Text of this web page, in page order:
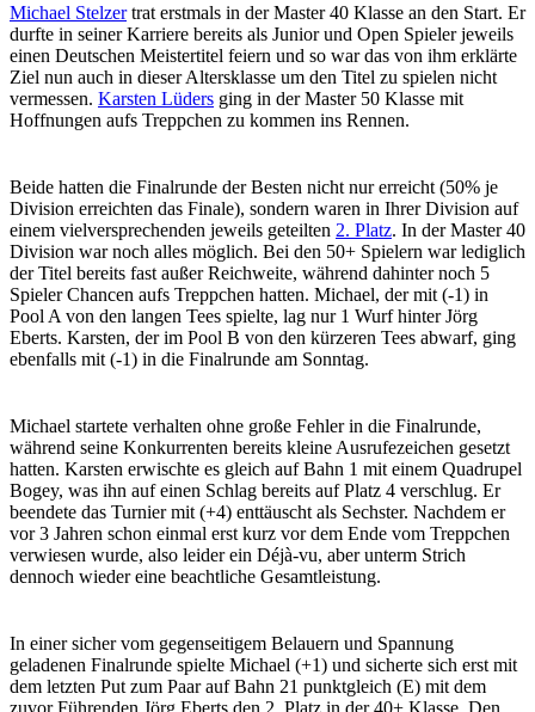
Michael Stelzertrat erstmals in der Master 40 Klasse an den Start. Er
durfte in seiner Karriere bereits als Junior und Open Spieler jeweils
einen Deutschen Meistertitel feiern und so war das von ihm erklärte
Ziel nun auch in dieser Altersklasse um den Titel zu spielen nicht
vermessen. Karsten Lüders ging in der Master 50 Klasse mit
Hoffnungen aufs Treppchen zu kommen ins Rennen.
Beide hatten die Finalrunde der Besten nicht nur erreicht (50% je
Division erreichten das Finale), sondern waren in Ihrer Division auf
einem vielversprechenden jeweils geteilten 2. Platz. In der Master 40
Division war noch alles möglich. Bei den 50+ Spielern war lediglich
der Titel bereits fast außer Reichweite, während dahinter noch 5
Spieler Chancen aufs Treppchen hatten. Michael, der mit (-1) in
Pool A von den langen Tees spielte, lag nur 1 Wurf hinter Jörg
Eberts. Karsten, der im Pool B von den kürzeren Tees abwarf, ging
ebenfalls mit (-1) in die Finalrunde am Sonntag.
Michael startete verhalten ohne große Fehler in die Finalrunde,
während seine Konkurrenten bereits kleine Ausrufezeichen gesetzt
hatten. Karsten erwischte es gleich auf Bahn 1 mit einem Quadrupel
Bogey, was ihn auf einen Schlag bereits auf Platz 4 verschlug. Er
beendete das Turnier mit (+4) enttäuscht als Sechster. Nachdem er
vor 3 Jahren schon einmal erst kurz vor dem Ende vom Treppchen
verwiesen wurde, also leider ein Déjà-vu, aber unterm Strich
dennoch wieder eine beachtliche Gesamtleistung.
In einer sicher vom gegenseitigem Belauern und Spannung
geladenen Finalrunde spielte Michael (+1) und sicherte sich erst mit
dem letzten Put zum Paar auf Bahn 21 punktgleich (E) mit dem
zuvor Führenden Jörg Eberts den 2. Platz in der 40+ Klasse. Den